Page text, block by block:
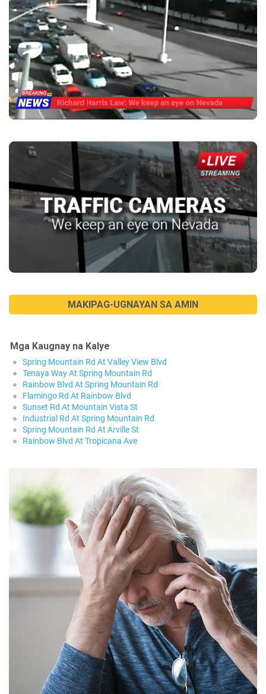
MAKIPAG-UGNAYAN SA AMIN
Mga Kaugnay na Kalye
Spring Mountain Rd At Valley View Blvd
Tenaya Way At Spring Mountain Rd
Rainbow Blvd At Spring Mountain Rd
Flamingo Rd At Rainbow Blvd
Sunset Rd At Mountain Vista St
Industrial Rd At Spring Mountain Rd
Spring Mountain Rd At Arville St
Rainbow Blvd At Tropicana Ave